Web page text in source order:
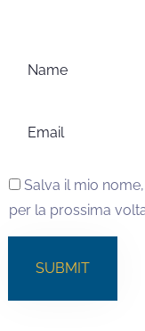
Salva il mio
per la prossima
SUBMIT